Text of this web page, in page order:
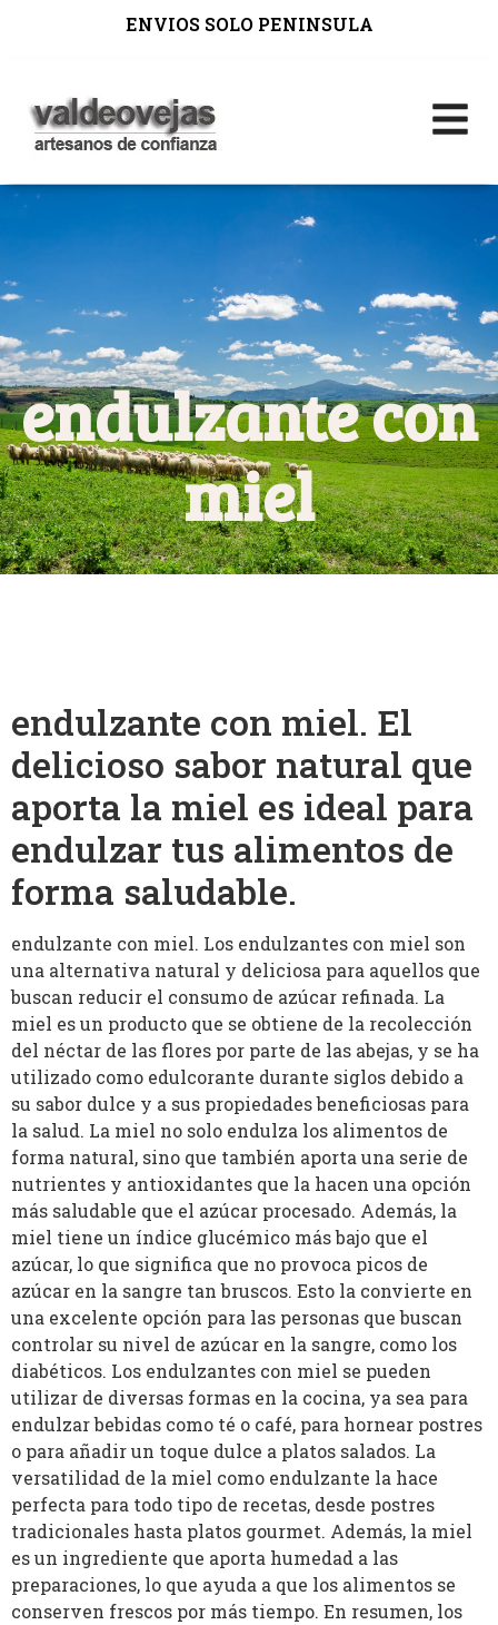
ENVIOS SOLO PENINSULA
endulzante con
miel
endulzante con miel. El
delicioso sabor natural que
aporta la miel es ideal para
endulzar tus alimentos de
forma saludable.
endulzante con miel. Los endulzantes con miel son
una alternativa natural y deliciosa para aquellos que
buscan reducir el consumo de azúcar refinada. La
miel es un producto que se obtiene de la recolección
del néctar de las flores por parte de las abejas, y se ha
utilizado como edulcorante durante siglos debido a
su sabor dulce y a sus propiedades beneficiosas para
la salud. La miel no solo endulza los alimentos de
forma natural, sino que también aporta una serie de
nutrientes y antioxidantes que la hacen una opción
más saludable que el azúcar procesado. Además, la
miel tiene un índice glucémico más bajo que el
azúcar, lo que significa que no provoca picos de
azúcar en la sangre tan bruscos. Esto la convierte en
una excelente opción para las personas que buscan
controlar su nivel de azúcar en la sangre, como los
diabéticos. Los endulzantes con miel se pueden
utilizar de diversas formas en la cocina, ya sea para
endulzar bebidas como té o café, para hornear postres
o para añadir un toque dulce a platos salados. La
versatilidad de la miel como endulzante la hace
perfecta para todo tipo de recetas, desde postres
tradicionales hasta platos gourmet. Además, la miel
es un ingrediente que aporta humedad a las
preparaciones, lo que ayuda a que los alimentos se
conserven frescos por más tiempo. En resumen, los